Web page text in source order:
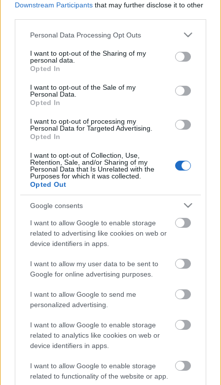
Downstream Participants that may further disclose it to other
Please note that this website/app uses one or more Google
not limited to your visit or usage behaviour. You may click to
grant or deny consent to Google and its third-party tags to
use your data for below specified purposes in below Google
consent section.
Personal Data Processing Opt Outs
I want to opt-out of the Sharing of my
personal data.
Opted In
I want to opt-out of the Sale of my
Personal Data.
Opted In
I want to opt-out of processing my
Personal Data for Targeted Advertising.
Opted In
I want to opt-out of Collection, Use,
Retention, Sale, and/or Sharing of my
Personal Data that Is Unrelated with the
Purposes for which it was collected.
Opted Out
Google consents
I want to allow Google to enable storage
related to advertising like cookies on web or
device identifiers in apps.
I want to allow my user data to be sent to
Google for online advertising purposes.
I want to allow Google to send me
personalized advertising.
I want to allow Google to enable storage
related to analytics like cookies on web or
device identifiers in apps.
I want to allow Google to enable storage
related to functionality of the website or app.
„A máig legendás, 1972-es előadás címét
megőriztük – mesélte a koreográfus a koncepcióról.
– Az volt az első alkalom, amikor a Szegedi
Néptáncfesztivál beköltözött a Dóm térre.
Természetesen ugyanazokkal a lakodalmi
szituációkkal, dramaturgiai pontokkal állítjuk
színre: ugyanúgy láthatnak a nézők legény- és
leánybúcsút vagy épp menyasszony kikérést.
Annyiban azonban mégis más lesz a negyven évvel
ismeretanyag gyülemlett fel. Ebben a Hegyen-
völgyön lakodalomban már sok olyan táncgyűjtést is
bele tudunk tenni, ami a korábbiban még nem volt
lehetséges.”
Novák Ferencelmondta, Budapestről érkezik a
Bihari János Táncegyüttes és a Vasas
Művészegyüttes, Szegedről "minden együttes, ami
elképzelhető", emellett szlovák, román, szerb és
horvát táncosok is részt vesznek az eget rengető
mulatságban. Az előadás a 2012-es Szegedi
Nemzetközi Néptáncfesztivál záróakkordja lesz.